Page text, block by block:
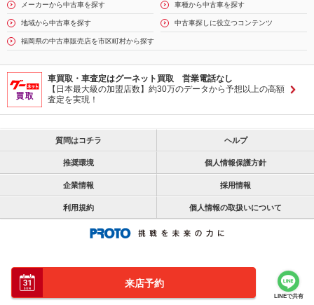
来店予約
LINEで共有
メーカーから中古車を探す 車種から中古車を探す
地域から中古車を探す 中古車探しに役立つコンテンツ
福岡県の中古車販売店を市区町村から探す
車買取・車査定はグーネット買取 営業電話なし
【日本最大級の加盟店数】約30万のデータから予想以上の高額
査定を実現！
質問はコチラ ヘルプ
推奨環境 個人情報保護方針
企業情報 採用情報
利用規約 個人情報の取扱いについて